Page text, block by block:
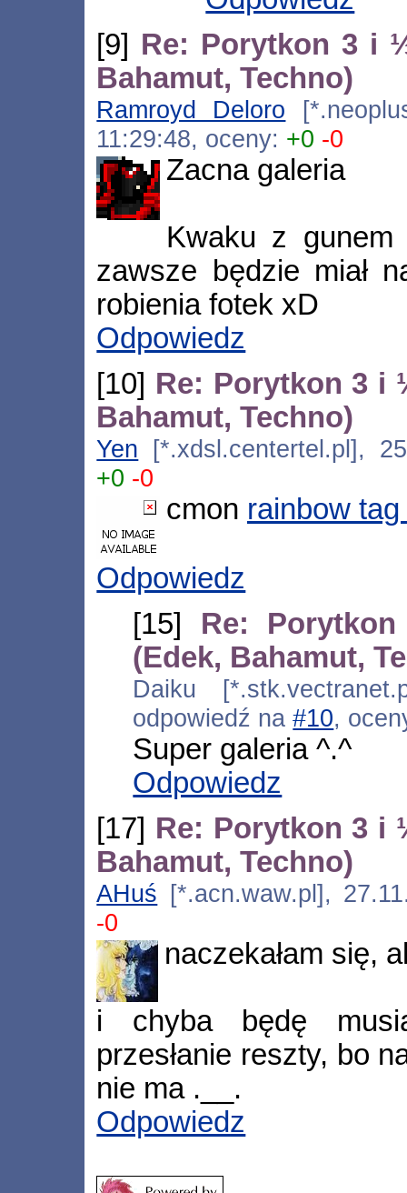
[9] Re: Porytkon 3 i
Bahamut, Techno)
Ramroyd Deloro
11:29:48, oceny: +0 -0
Zacna galeria
Kwaku z gunem
zawsze będzie miał
robienia fotek xD
Odpowiedz
[10] Re: Porytkon 3
Bahamut, Techno)
Yen [*.xdsl.centertel.pl],
+0 -0
cmon rainbow
Odpowiedz
[15] Re:
(Edek, Bahamut,
Daiku
odpowiedź na#10,
Super galeria ^.^
Odpowiedz
[17] Re: Porytkon 3
Bahamut, Techno)
AHuś [*.acn.waw.pl],
-0
naczekałam się,
i chyba będę
przesłanie reszty, bo
nie ma .__.
Odpowiedz